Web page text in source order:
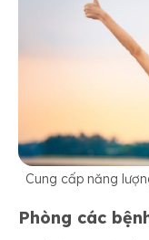
Cung cấp năng
Phòng các